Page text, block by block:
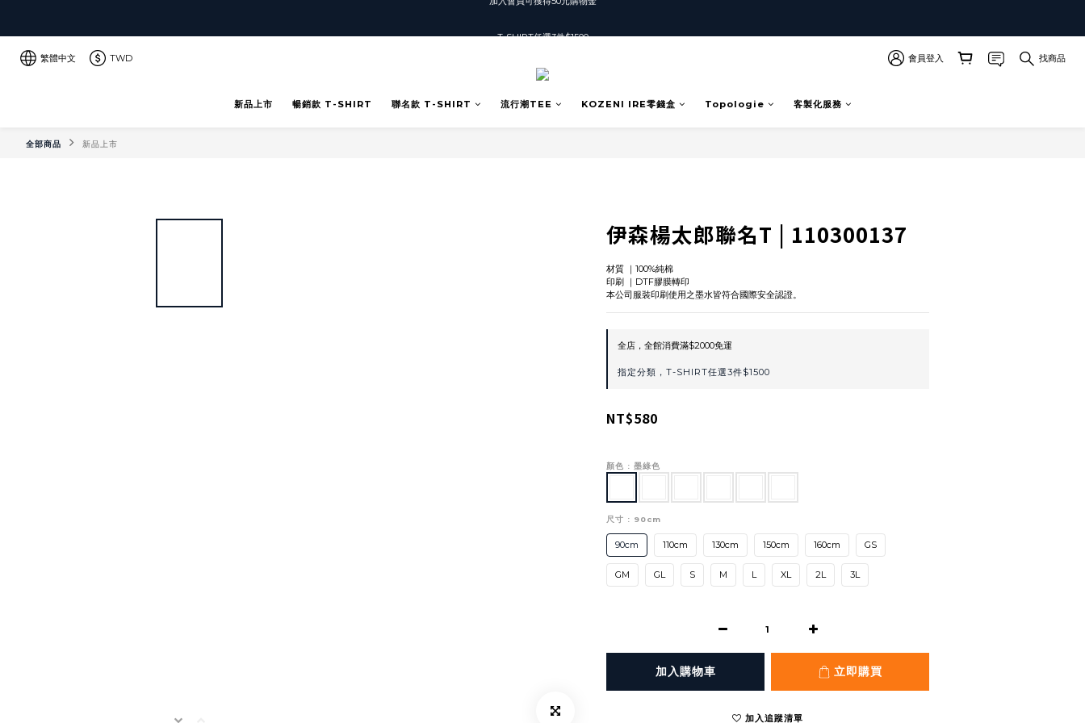
繁體中文 TWD 會員登入 找商品
新品上市 暢銷款 T-SHIRT 聯名款 T-SHIRT 流行潮TEE KOZENI IRE零錢盒 Topologie 客製化服務
全部商品 新品上市
伊森楊太郎聯名T | 110300137
材質 ｜100%純棉
印刷 ｜DTF膠膜轉印
本公司服裝印刷使用之墨水皆符合國際安全認證。
全店，全館消費滿$2000免運
指定分類，T-SHIRT任選3件$1500
NT$580
顏色 : 墨綠色
尺寸 : 90cm
90cm 110cm 130cm 150cm 160cm GS
GM GL S M L XL 2L 3L
加入購物車 立即購買
加入追蹤清單